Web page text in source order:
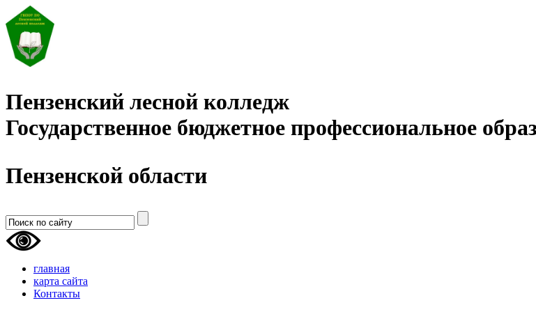
Пензенский лесной колледж
Государственное бюджетное профессиональное
Пензенской области
главная
карта сайта
Контакты